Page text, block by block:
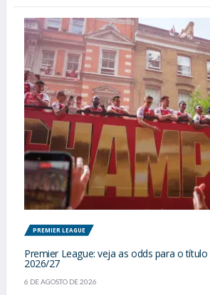
PREMIER LEAGUE
Premier League: veja as odds para o
2026/27
6 DE AGOSTO DE 2026